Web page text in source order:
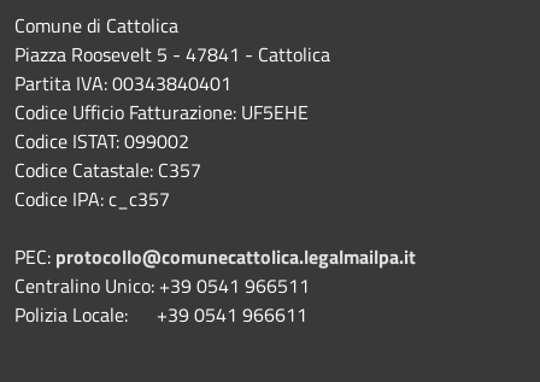
Comune di Cattolica
Piazza Roosevelt 5 - 47841 - Cattolica
Partita IVA: 00343840401
Codice Ufficio Fatturazione: UF5EHE
Codice ISTAT: 099002
Codice Catastale: C357
Codice IPA: c_c357
PEC: protocollo@comunecattolica.legalmailpa.it
Centralino Unico: +39 0541 966511
Polizia Locale: +39 0541 966611